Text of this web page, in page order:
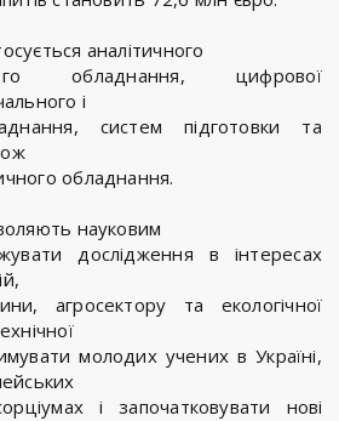
аналітичного
обладнання, цифрової
і
систем підготовки та
обладнання.
науковим
дослідження в інтересах
агросектору та екологічної
молодих учених в Україні,
і започатковувати нові